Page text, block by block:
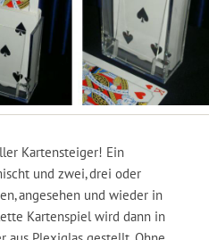
Kartensteiger! Ein
und zwei, drei oder
angesehen und wieder in
Kartenspiel wird dann in